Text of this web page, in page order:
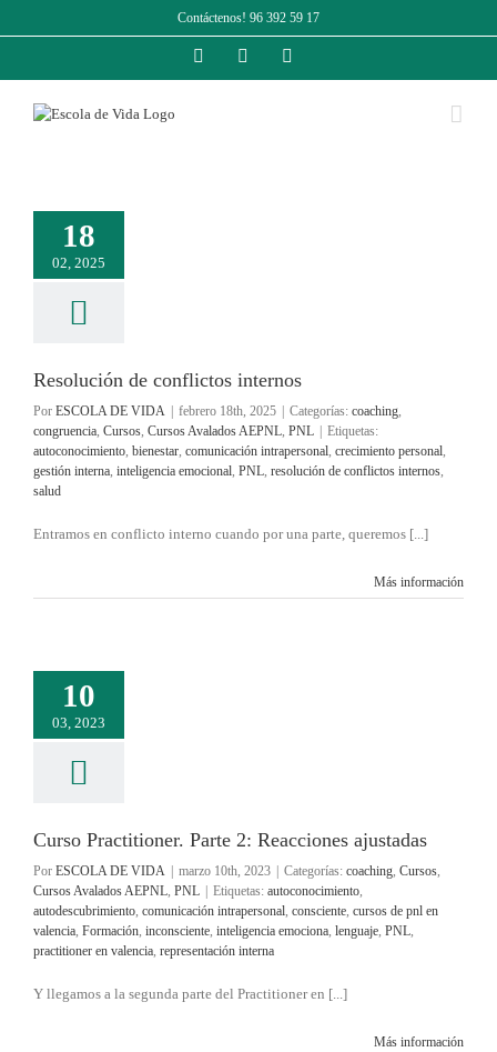
Contáctenos! 96 392 59 17
FacebookInstagram
18
02, 2025
Resolución de conflictos internos
Por ESCOLA DE VIDA febrero 18th, 2025 Categorías: coaching,
congruencia, Cursos, Cursos Avalados AEPNL, PNL
Etiquetas:
autoconocimiento, bienestar, comunicación intrapersonal, crecimiento personal,
gestión interna, inteligencia emocional, PNL, resolución de conflictos internos,
salud
Entramos en conflicto interno cuando por una parte, queremos [...]
Más información
10
03, 2023
Curso Practitioner. Parte 2: Reacciones ajustadas
Por ESCOLA DE VIDA marzo 10th, 2023 Categorías: coaching, Cursos,
Cursos Avalados AEPNL, PNL Etiquetas: autoconocimiento,
autodescubrimiento, comunicación intrapersonal, consciente, cursos de pnl en
valencia, Formación, inconsciente, inteligencia emociona, lenguaje, PNL,
practitioner en valencia, representación interna
Y llegamos a la segunda parte del Practitioner en [...]
Más información